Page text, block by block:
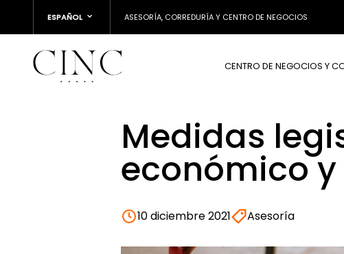
ESPAÑOL ASESORÍA, CORREDURÍA Y CENTRO DE NEGOCIOS
CENTRO DE NEGOCIOS Y
Medidas
económico
10 diciembre 2021 Asesoría